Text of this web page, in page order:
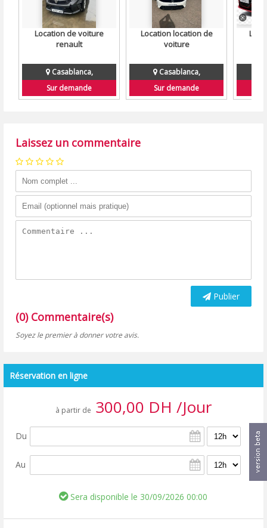
Location de voiture
renault
Casablanca,
Sur demande
Location location de
voiture
Casablanca,
Sur demande
Laissez un commentaire
Publier
(0) Commentaire(s)
Soyez le premier à donner votre avis.
Réservation en ligne
à partir de 300,00 DH /Jour
Du
Au
Sera disponible le 30/09/2026 00:00